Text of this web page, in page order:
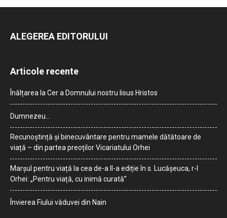
ALEGEREA EDITORULUI
Articole recente
Înălțarea la Cer a Domnului nostru Iisus Hristos
Dumnezeu…
Recunoștință și binecuvântare pentru mamele dătătoare de
viață – din partea preoților Vicariatului Orhei
Marșul pentru viață la cea de-a II-a ediție în s. Lucășeuca, r-l
Orhei: „Pentru viață, cu inimă curată”
Învierea Fiului văduvei din Nain